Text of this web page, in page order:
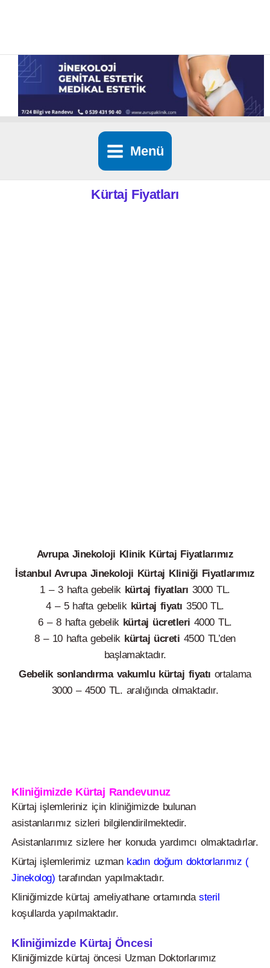
Menü
Kürtaj Fiyatları
Avrupa Jinekoloji Klinik Kürtaj Fiyatlarımız
İstanbul Avrupa Jinekoloji Kürtaj Kliniği Fiyatlarımız
1 – 3 hafta gebelik kürtaj fiyatları 3000 TL.
4 – 5 hafta gebelik kürtaj fiyatı 3500 TL.
6 – 8 hafta gebelik kürtaj ücretleri 4000 TL.
8 – 10 hafta gebelik kürtaj ücreti 4500 TL’den
başlamaktadır.
Gebelik sonlandırma vakumlu kürtaj fiyatı ortalama
3000 – 4500 TL. aralığında olmaktadır.
Kliniğimizde Kürtaj Randevunuz
Kürtaj işlemleriniz için kliniğimizde bulunan
asistanlarımız sizleri bilgilendirilmektedir.
Asistanlarımız sizlere her konuda yardımcı olmaktadırlar.
Kürtaj işlemlerimiz uzman kadın doğum doktorlarımız (
Jinekolog) tarafından yapılmaktadır.
Kliniğimizde kürtaj ameliyathane ortamındasteril
koşullarda yapılmaktadır.
Kliniğimizde Kürtaj Öncesi
Kliniğimizde kürtaj öncesi Uzman Doktorlarımız